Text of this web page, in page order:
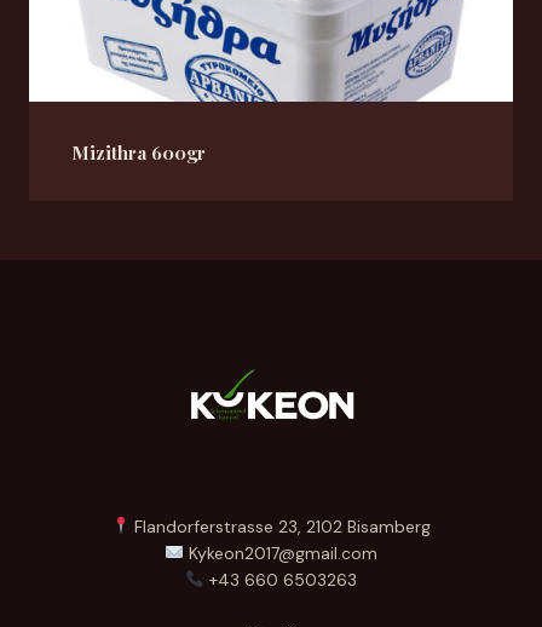
Mizithra 600gr
Flandorferstrasse 23, 2102 Bisamberg
Kykeon2017@gmail.com
+43 660 6503263